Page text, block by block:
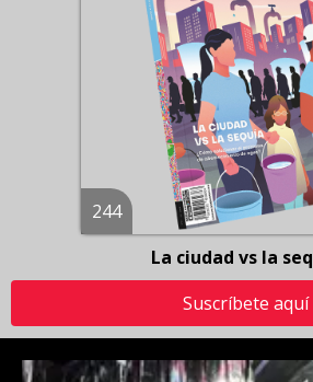
244
La ciudad vs la
Suscríbete aquí